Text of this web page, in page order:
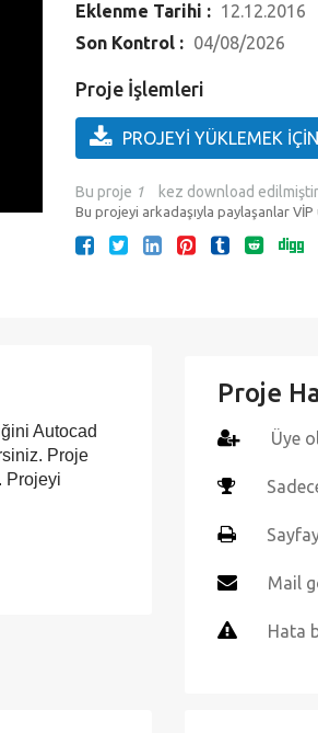
Eklenme Tarihi : 12.12.2016
Son Kontrol : 04/08/2026
Proje İşlemleri
PROJEYİ YÜKLEMEK
Bu proje 1 kez download
Bu projeyi arkadaşıyla paylaşanlar VİP
Autocad
Proje
Projeyi
Proje
Üye
Mail
Hata